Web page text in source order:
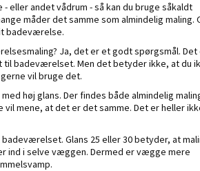
eller andet vådrum - så kan du bruge såkaldt
måder det samme som almindelig maling.
badeværelse.
Ja, det er et godt spørgsmål.
badeværelset. Men det betyder ikke, at du
vil bruge det.
høj glans. Der findes både almindelig
mene, at det er det samme. Det er heller
Glans 25 eller 30 betyder, at
ind i selve væggen. Dermed er vægge mere